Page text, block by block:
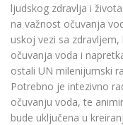
ljudskog zdravlja i
na važnost očuvanja
uskoj vezi sa
očuvanja voda i
ostali UN milenijumski
Potrebno je intezivno
očuvanju voda, te
bude uključena u